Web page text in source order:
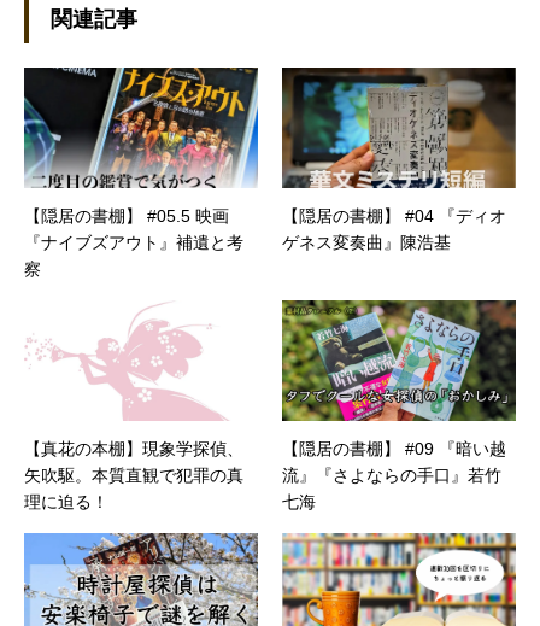
関連記事
【隠居の書棚】 #05.5 映画
『ナイブズアウト』補遺と考
察
【隠居の書棚】 #04 『ディオ
ゲネス変奏曲』陳浩基
【真花の本棚】現象学探偵、
矢吹駆。本質直観で犯罪の真
理に迫る！
【隠居の書棚】 #09 『暗い越
流』『さよならの手口』若竹
七海